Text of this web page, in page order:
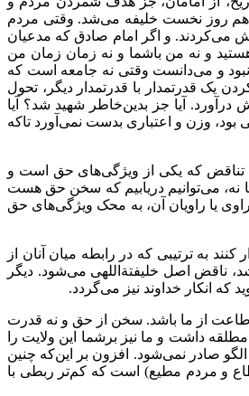
هم روز نخست خلیفه می‌شد. وقتی مردم
می‌کردند. و اگر امام صادق که مدعیان
هستید و نه من باشما و نه زمان زمان من
نبود و می‌دانست وقتی نه جامعه است که
قدرتمدار با قدرتمدار دیگر ، تحول
آیا جز بدین‌خاطر شهید شد؟ آیا
وزن و اعتباری بدست نمی‌آورد تاکه
تناقض که یکی از ویژگی‌های حق است و
نه، می‌توانیم دریابیم که سخن حق هست
یا راویان آن، به محک ویژگی‌های حق
به ترتیبی که در رابطه میان آنان از
ناقض اصل خلیفتةاللهی می‌شود. دیگر
انکار خداوند نیز می‌گردد.
از ما باشد. سخن از حق و نه قدرت
داشت و ما نیز برشما این ولایت را
صادر نمی‌شود. افزون بر این‌که چنین
و مردم مطیع) است که کم‌تر ربطی با